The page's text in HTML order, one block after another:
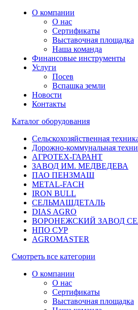
О компании
О нас
Сертификаты
Выставочная площадка
Наша команда
Финансовые инструменты
Услуги
Посев
Вспашка земли
Новости
Контакты
Каталог оборудования
Сельскохозяйственная
Дорожно-коммунальная
АГРОТЕХ-ГАРАНТ
ЗАВОД ИМ. МЕДВЕДЕВА
ПАО ПЕНЗМАШ
METAL-FACH
IRON BULL
СЕЛЬМАШДЕТАЛЬ
DIAS AGRO
ВОРОНЕЖСКИЙ ЗАВОД
НПО СУР
AGROMASTER
Смотреть все категории
О компании
О нас
Сертификаты
Выставочная площадка